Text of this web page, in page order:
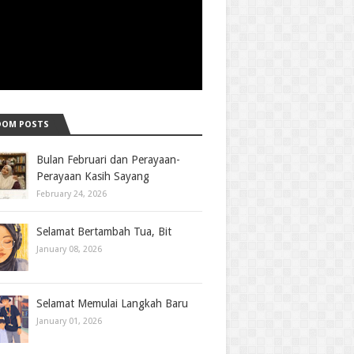
POSTS
Bulan Februari dan Perayaan-
Perayaan Kasih Sayang
February 24, 2026
Selamat Bertambah Tua, Bit
January 08, 2026
Selamat Memulai Langkah Baru
January 01, 2026